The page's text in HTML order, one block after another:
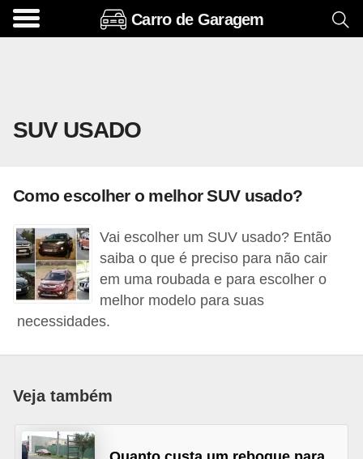
Carro de Garagem
SUV USADO
Como escolher o melhor SUV usado?
Vai escolher um SUV usado? Então
saiba o que é preciso para não cair
em uma roubada e para escolher o
melhor modelo para suas
necessidades.
Veja também
A
s
i
o
s
e
o
p
c
o
a